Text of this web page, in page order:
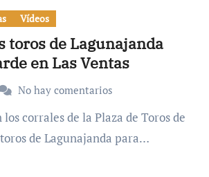
Vídeos
toros de Lagunajanda
en Las Ventas
No hay comentarios
de Lagunajanda para…